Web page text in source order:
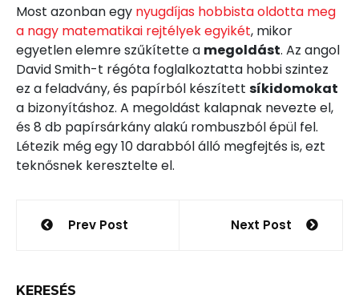
Most azonban egy nyugdíjas hobbista oldotta meg
a nagy matematikai rejtélyek egyikét, mikor
egyetlen elemre szűkítette a megoldást. Az angol
David Smith-t régóta foglalkoztatta hobbi szintez
ez a feladvány, és papírból készített síkidomokat
a bizonyításhoz. A megoldást kalapnak nevezte el,
és 8 db papírsárkány alakú rombuszból épül fel.
Létezik még egy 10 darabból álló megfejtés is, ezt
teknősnek keresztelte el.
Bejegyzés
Prev Post Next Post
KERESÉS